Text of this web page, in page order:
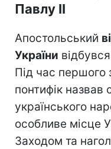
Павлу II
Апостольський
України
Під час першого
понтифік назвав
українського
особливе місце
Заходом та